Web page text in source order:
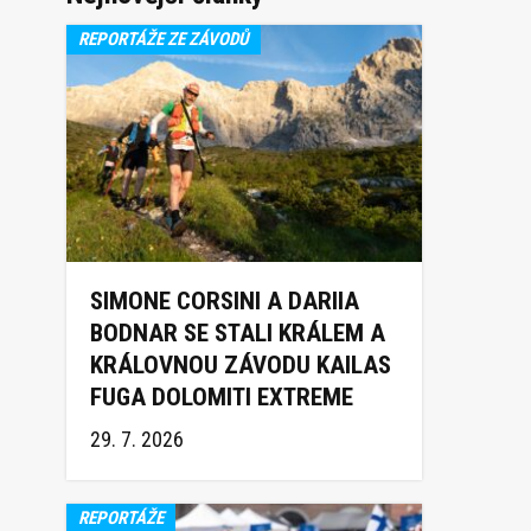
REPORTÁŽE ZE ZÁVODŮ
SIMONE CORSINI A DARIIA
BODNAR SE STALI KRÁLEM A
KRÁLOVNOU ZÁVODU KAILAS
FUGA DOLOMITI EXTREME
TRAIL 2026
29. 7. 2026
REPORTÁŽE